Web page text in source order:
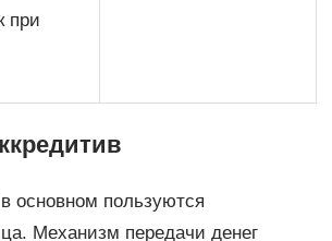
при
основном пользуются
Механизм передачи денег